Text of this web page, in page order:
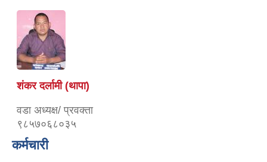
शंकर दर्लामी (थापा)
वडा अध्यक्ष/ प्रवक्ता
९८५७०६८०३५
कर्मचारी